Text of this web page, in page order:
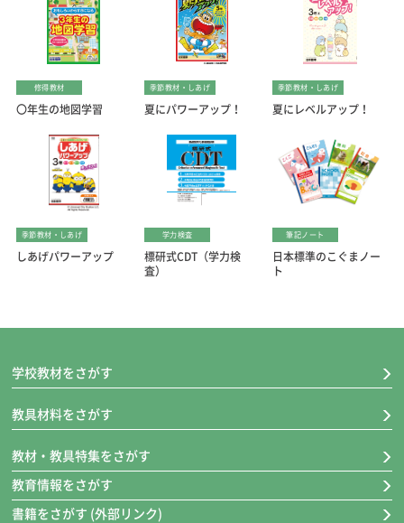
修得教材
〇年生の地図学習
季節教材・しあげ
夏にパワーアップ！
季節教材・しあげ
夏にレベルアップ！
季節教材・しあげ
しあげパワーアップ
学力検査
標研式CDT（学力検
査）
筆記ノート
日本標準のこぐまノー
ト
学校教材をさがす
教具材料をさがす
教材・教具特集をさがす
教育情報をさがす
書籍をさがす (外部リンク)